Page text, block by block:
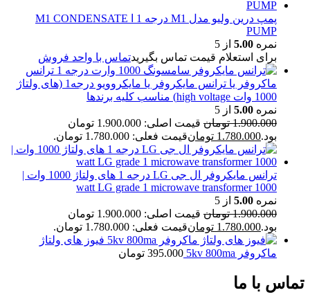
پمپ درین ولیو مدل M1 درجه 1 ا M1 CONDENSATE
PUMP
نمره 5.00 از 5
برای استعلام قیمت تماس بگیریدتماس با واحد فروش
ترانس
ماکروفر یا ترانس مایکروفر یا مایکروویو درجه1 (های ولتاژ
1000 وات high voltage) مناسب کلیه برندها
نمره 5.00 از 5
1.900.000 تومان
قیمت اصلی: 1.900.000 تومان
بود.1.780.000 تومانقیمت فعلی: 1.780.000 تومان.
ترانس مایکروفر ال جی LG درجه 1 های ولتاژ 1000 وات |
1000 watt LG grade 1 microwave transformer
نمره 5.00 از 5
1.900.000 تومان
قیمت اصلی: 1.900.000 تومان
بود.1.780.000 تومانقیمت فعلی: 1.780.000 تومان.
فیوز های ولتاژ
ماکروفر 5kv 800ma
395.000 تومان
تماس با ما